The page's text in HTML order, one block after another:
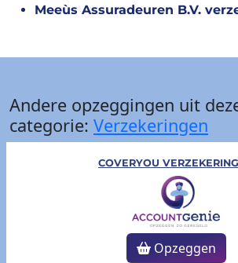
Meeùs Assuradeuren B.V.
Andere opzeggingen uit
categorie: Verzekeringen
COVERYOU
Opzeggen